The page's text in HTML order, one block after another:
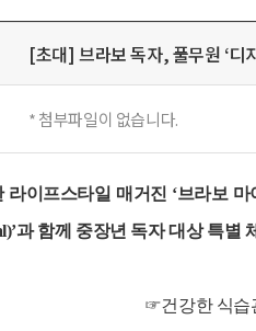
[초대] 브라보 독자, 풀무원 ‘디
* 첨부파일이 없습니다.
라이프스타일 매거진 ‘브라보
과 함께 중장년 독자 대상 특별
☞건강한 식습